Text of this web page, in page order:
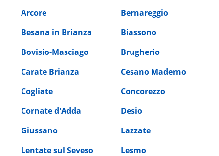
Arcore
Bernareggio
Besana in Brianza
Biassono
Bovisio-Masciago
Brugherio
Carate Brianza
Cesano Maderno
Cogliate
Concorezzo
Cornate d'Adda
Desio
Giussano
Lazzate
Lentate sul Seveso
Lesmo